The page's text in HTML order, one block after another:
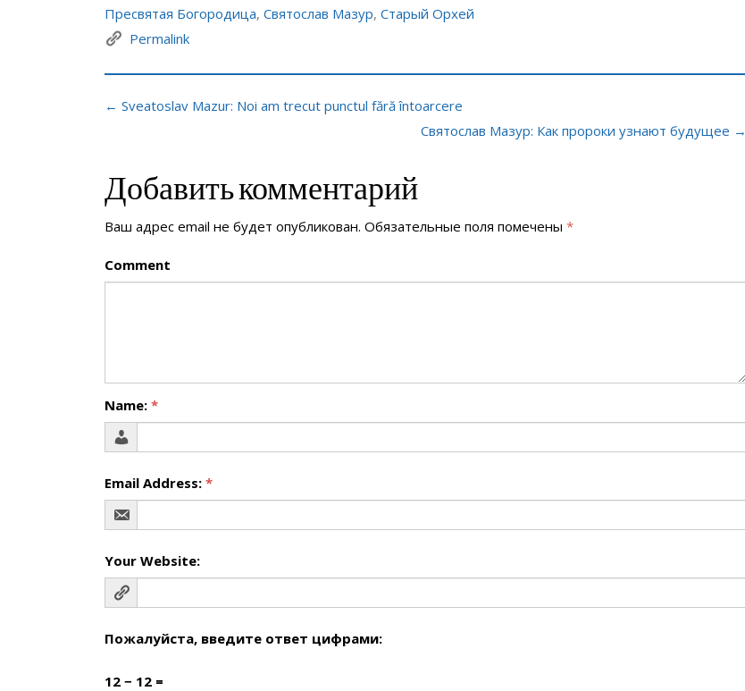
Пресвятая Богородица, Святослав Мазур, Старый Орхей
Permalink
← Sveatoslav Mazur: Noi am trecut punctul fără întoarcere
Святослав Мазур: Как пророки узнают будущее →
Добавить комментарий
Ваш адрес email не будет опубликован. Обязательные поля помечены *
Comment
Name: *
Email Address: *
Your Website:
Пожалуйста, введите ответ цифрами:
12 − 12 =